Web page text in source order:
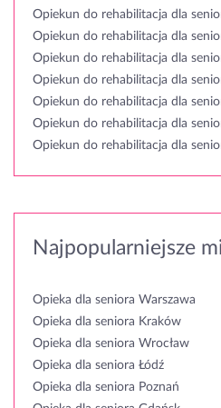
Opiekun do rehabilitacja dla
Opiekun do rehabilitacja dla
Opiekun do rehabilitacja dla
Opiekun do rehabilitacja dla
Opiekun do rehabilitacja dla
Opiekun do rehabilitacja dla
Opiekun do rehabilitacja dla
Najpopularniejsze
Opieka dla seniora Warszawa
Opieka dla seniora Kraków
Opieka dla seniora Wrocław
Opieka dla seniora Łódź
Opieka dla seniora Poznań